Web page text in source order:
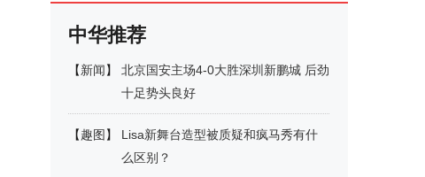
中华推荐
【新闻】
北京国安主场4-0大胜深圳新鹏城 后劲
十足势头良好
【趣图 】
Lisa新舞台造型被质疑和疯马秀有什
么区别？